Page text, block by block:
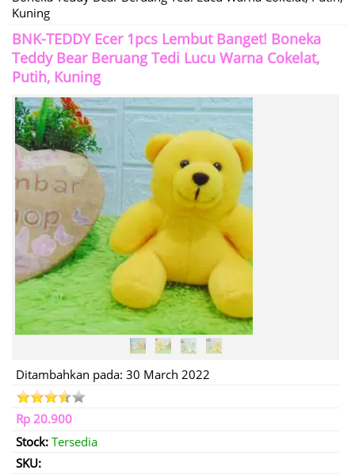
Kuning
BNK-TEDDY Ecer 1pcs Lembut Banget! Boneka
Teddy Bear Beruang Tedi Lucu Warna Cokelat,
Putih, Kuning
Ditambahkan pada: 30 March 2022
Rp 20.900
Stock: Tersedia
SKU: